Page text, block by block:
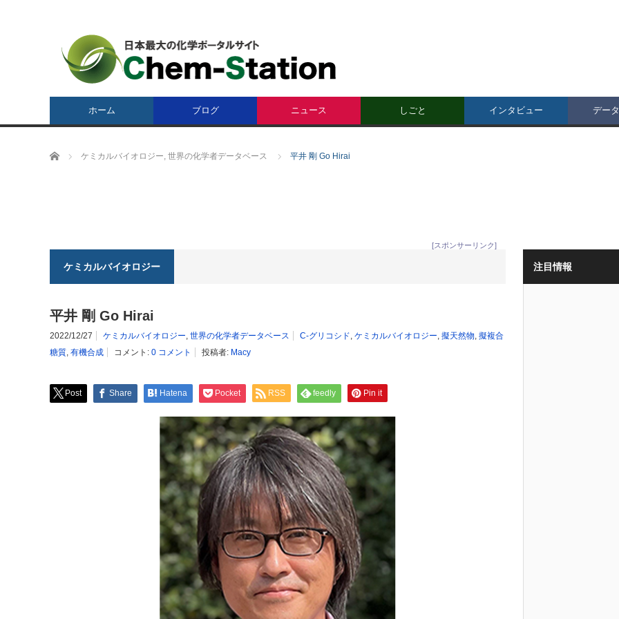
ホーム ブログ ニュース しごと インタビュー デー
ホーム ケミカルバイオロジー, 世界の化学者データベース 平井 剛 Go Hirai
[スポンサーリンク]
ケミカルバイオロジー
平井 剛 Go Hirai
2022/12/27 ケミカルバイオロジー, 世界の化学者データベース C-グリコシド, ケミカルバイオロジー, 擬天然物, 擬複合
糖質, 有機合成 コメント: 0 コメント 投稿者: Macy
Post Share Hatena Pocket RSS feedly Pin it
注目情報